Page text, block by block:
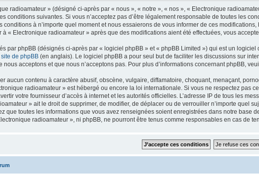
radioamateur » (désigné ci-après par « nous », « notre », « nos », « Electronique
conditions suivantes. Si vous n’acceptez pas d’être légalement responsable de toutes les
conditions à n’importe quel moment et nous essaierons de vous informer de ces
« Electronique radioamateur » après que des modifications aient été effectuées, vous
par phpBB (désignés ci-après par « logiciel phpBB » et « phpBB Limited ») qui est un
site de phpBB (en anglais). Le logiciel phpBB a pour seul but de faciliter les discussions sur
nous acceptons et que nous n’acceptons pas. Pour plus d’informations concernant phpBB,
aucun contenu à caractère abusif, obscène, vulgaire, diffamatoire, choquant, menaçant,
radioamateur » est hébergé ou encore la loi internationale. Si vous ne respectez pas
votre fournisseur d’accès à internet et les autorités officielles. L’adresse IP de tous les
» ait le droit de supprimer, de modifier, de déplacer ou de verrouiller n’importe quel
que toutes les informations que vous avez renseignées soient enregistrées dans notre
radioamateur », ni phpBB, ne pourront être tenus comme responsables en cas de